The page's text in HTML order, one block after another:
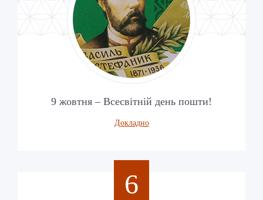
9 жовтня – Всесвітній день пошти!
Докладно
6